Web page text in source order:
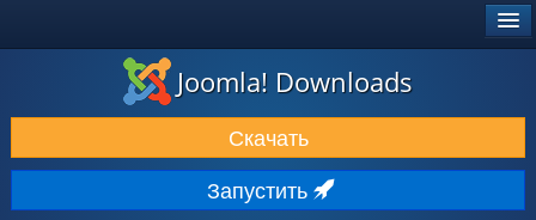
ЗАГРУЗКИ И РАСШИРЕНИЯ
ДОКУМЕНТАЦИЯ И ОБУЧЕНИЕ
СООБЩЕСТВО И ПОДДЕРЖКА
Joomla! Downloads
Скачать
Запустить